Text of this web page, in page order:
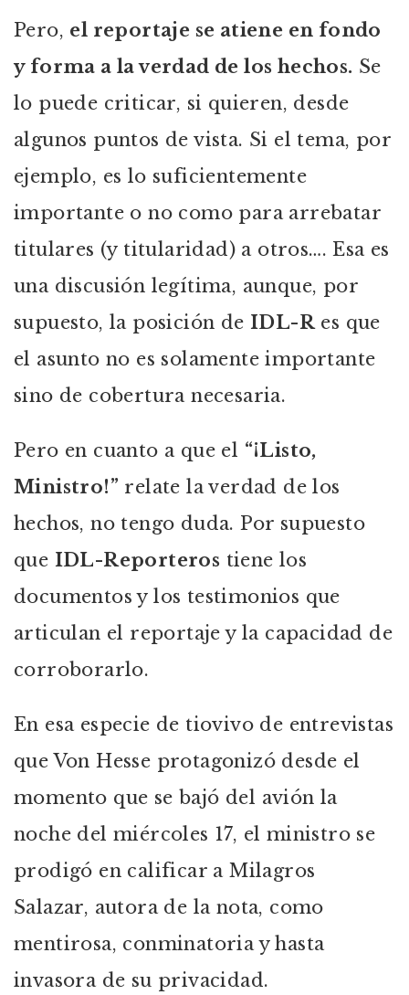
Pero, el reportaje se atiene en fondo
y forma a la verdad de los hechos. Se
lo puede criticar, si quieren, desde
algunos puntos de vista. Si el tema, por
ejemplo, es lo suficientemente
importante o no como para arrebatar
titulares (y titularidad) a otros…. Esa es
una discusión legítima, aunque, por
supuesto, la posición de IDL-Res que
el asunto no es solamente importante
sino de cobertura necesaria.
Pero en cuanto a que el “¡Listo,
Ministro!” relate la verdad de los
hechos, no tengo duda. Por supuesto
que IDL-Reporteros tiene los
documentos y los testimonios que
articulan el reportaje y la capacidad de
corroborarlo.
En esa especie de tiovivo de entrevistas
que Von Hesse protagonizó desde el
momento que se bajó del avión la
noche del miércoles 17, el ministro se
prodigó en calificar a Milagros
Salazar, autora de la nota, como
mentirosa, conminatoria y hasta
invasora de su privacidad.